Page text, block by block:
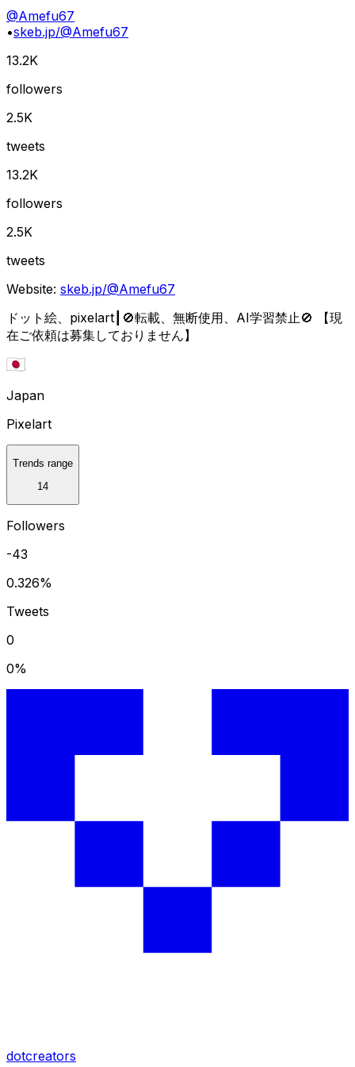
@Amefu67
•skeb.jp/@Amefu67
13.2K
followers
2.5K
tweets
13.2K
followers
2.5K
tweets
Website: skeb.jp/@Amefu67
ドット絵、pixelart┃🚫転載、無断使用、AI学習禁止🚫 【現
在ご依頼は募集しておりません】
Japan
Pixelart
Trends range
14
Followers
-43
0.326%
Tweets
0
0%
dotcreators